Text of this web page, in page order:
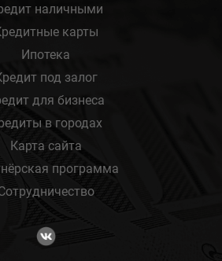
наличными
карты
Ипотека
под залог
для бизнеса
в городах
Карта сайта
программа